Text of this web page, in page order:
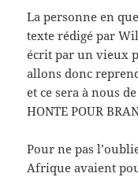
La personne en
texte rédigé par
écrit par un vieux
allons donc
et ce sera à nous
HONTE POUR
Pour ne pas
Afrique avaient